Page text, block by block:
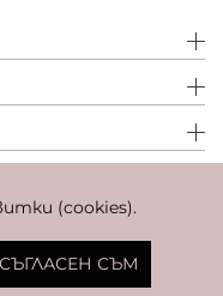
(cookies).
СЪГЛАСЕН СЪМ
= 1,95583 BGN